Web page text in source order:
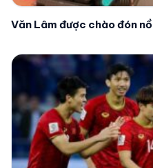
Văn Lâm được chào đón